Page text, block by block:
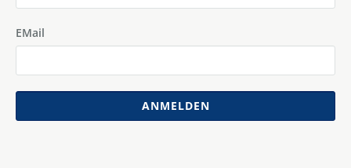
EMail
ANMELDEN